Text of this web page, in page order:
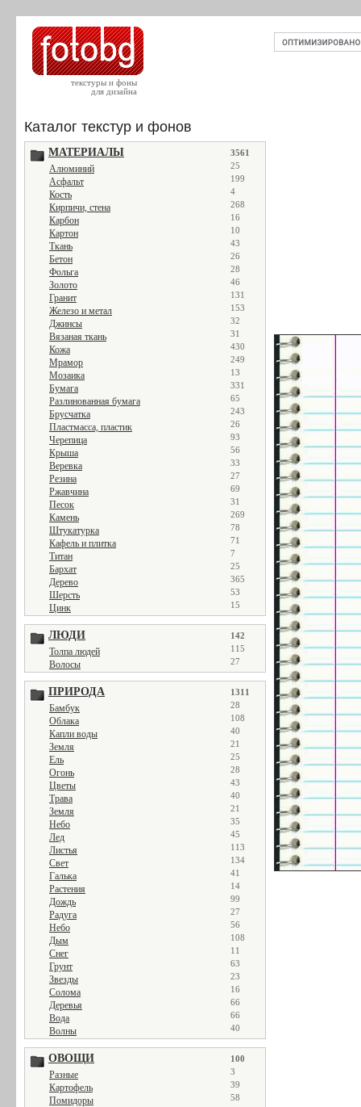
текстуры и фоны
для дизайна
Каталог текстур и фонов
МАТЕРИАЛЫ 3561
Алюминий 25
Асфальт 199
Кость 4
Кирпичи, стена 268
Карбон 16
Картон 10
Ткань 43
Бетон 26
Фольга 28
Золото 46
Гранит 131
Железо и метал 153
Джинсы 32
Вязаная ткань 31
Кожа 430
Мрамор 249
Мозаика 13
Бумага 331
Разлинованная бумага 65
Брусчатка 243
Пластмасса, пластик 26
Черепица 93
Крыша 56
Веревка 33
Резина 27
Ржавчина 69
Песок 31
Камень 269
Штукатурка 78
Кафель и плитка 71
Титан 7
Бархат 25
Дерево 365
Шерсть 53
Цинк 15
ЛЮДИ 142
Толпа людей 115
Волосы 27
ПРИРОДА 1311
Бамбук 28
Облака 108
Капли воды 40
Земля 21
Ель 25
Огонь 28
Цветы 43
Трава 40
Земля 21
Небо 35
Лед 45
Листья 113
Свет 134
Галька 41
Растения 14
Дождь 99
Радуга 27
Небо 56
Дым 108
Снег 11
Грунт 63
Звезды 23
Солома 16
Деревья 66
Вода 66
Волны 40
ОВОЩИ 100
Разные 3
Картофель 39
Помидоры 58